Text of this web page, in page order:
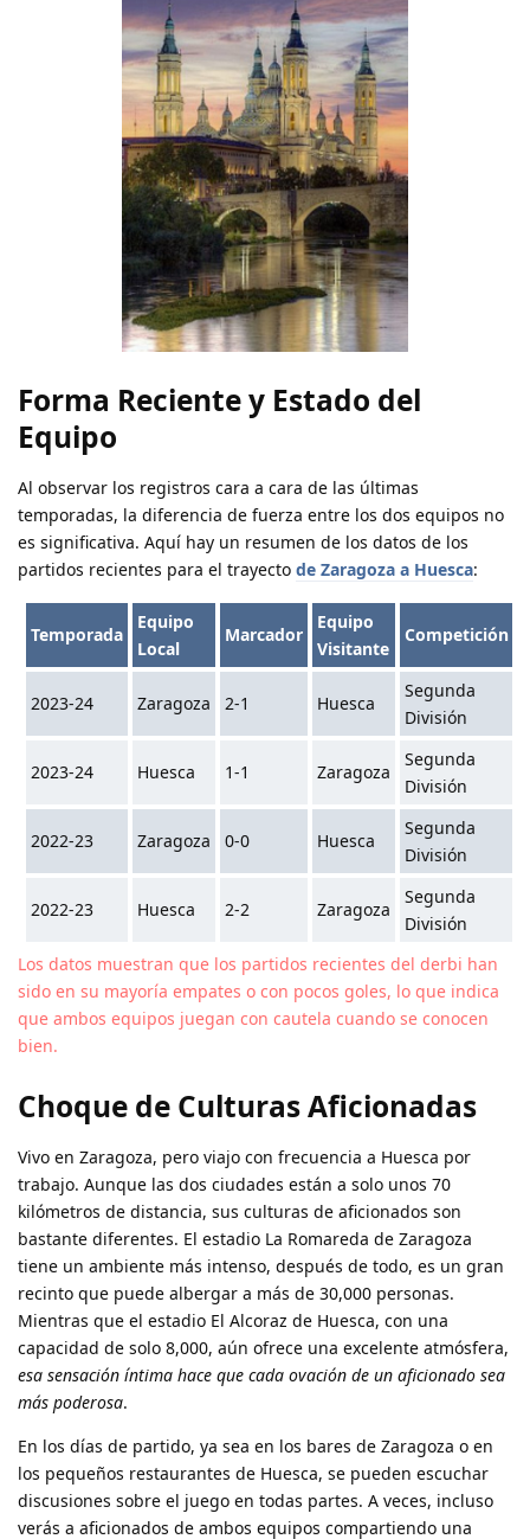
Forma Reciente y Estado del
Equipo
Al observar los registros cara a cara de las últimas
temporadas, la diferencia de fuerza entre los dos equipos no
es significativa. Aquí hay un resumen de los datos de los
partidos recientes para el trayecto de Zaragoza a Huesca:
Temporada
Equipo
Local
Marcador
Equipo
Visitante
Competición
2023-24 Zaragoza 2-1 Huesca
Segunda
División
2023-24 Huesca 1-1 Zaragoza
Segunda
División
2022-23 Zaragoza 0-0 Huesca
Segunda
División
2022-23 Huesca 2-2 Zaragoza
Segunda
División
Los datos muestran que los partidos recientes del derbi han
sido en su mayoría empates o con pocos goles, lo que indica
que ambos equipos juegan con cautela cuando se conocen
bien.
Choque de Culturas Aficionadas
Vivo en Zaragoza, pero viajo con frecuencia a Huesca por
trabajo. Aunque las dos ciudades están a solo unos 70
kilómetros de distancia, sus culturas de aficionados son
bastante diferentes. El estadio La Romareda de Zaragoza
tiene un ambiente más intenso, después de todo, es un gran
recinto que puede albergar a más de 30,000 personas.
Mientras que el estadio El Alcoraz de Huesca, con una
capacidad de solo 8,000, aún ofrece una excelente atmósfera,
esa sensación íntima hace que cada ovación de un aficionado sea
más poderosa.
En los días de partido, ya sea en los bares de Zaragoza o en
los pequeños restaurantes de Huesca, se pueden escuchar
discusiones sobre el juego en todas partes. A veces, incluso
verás a aficionados de ambos equipos compartiendo una